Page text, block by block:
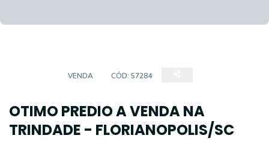
VENDA CÓD: 57284
OTIMO PREDIO A VENDA NA
TRINDADE - FLORIANOPOLIS/SC